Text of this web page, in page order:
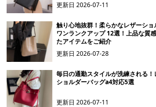
更新日2026-07-11
触り心地抜群！柔らかなレザーシ
ワンランクアップ 12選！上品な質
たアイテムをご紹介
更新日2026-07-28
毎日の通勤スタイルが洗練される
ショルダーバッグa4対応5選
更新日2026-07-11